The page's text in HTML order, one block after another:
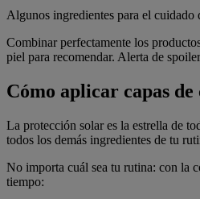
Algunos ingredientes para el cuidado
Combinar perfectamente los
piel para recomendar. Alerta de
Cómo aplicar capas
La protección solar es la estrella de
todos los demás ingredientes de tu
No importa cuál sea tu rutina: con la
tiempo: